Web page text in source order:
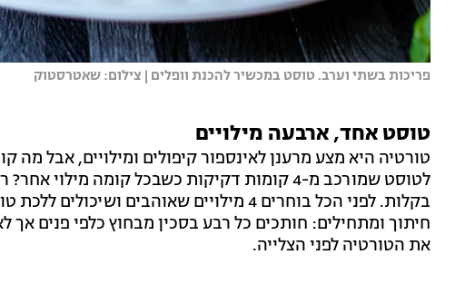
פריכות בשתי וערב. טוסט במכשיר להכנת וופלים | צילום: שאטרסטוק
טוסט אחד, ארבעה מילויים
טורטיה היא מצע מרענן לאינספור קיפולים ומילויים, אבל
לטוסט שמורכב מ-4 קומות דקיקות כשבכל קומה
בקלות. לפני הכל בוחרים 4 מילויים שאוהבים
חיתוך ומתחילים: חותכים כל רבע בסכין מבחוץ כלפי פנים אך
את הטורטיה לפני הצלייה.